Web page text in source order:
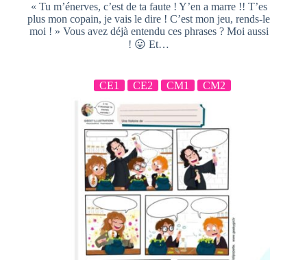
« Tu m’énerves, c’est de ta faute ! Y’en a marre !! T’es
plus mon copain, je vais le dire ! C’est mon jeu, rends-le
moi ! » Vous avez déjà entendu ces phrases ? Moi aussi
! 😛 Et…
CE1 CE2 CM1 CM2